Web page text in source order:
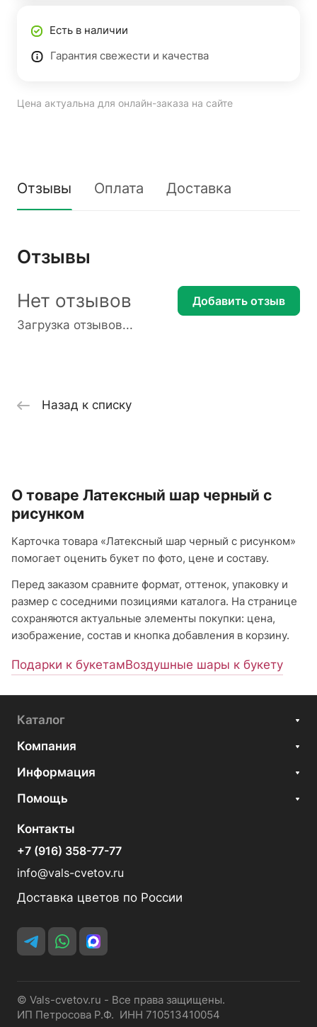
Есть в наличии
Гарантия свежести и качества
Цена актуальна для онлайн-заказа на сайте
Отзывы Оплата Доставка
Отзывы
Загрузка отзывов...
Нет отзывов Добавить отзыв
Назад к списку
О товаре Латексный шар черный с
рисунком
Карточка товара «Латексный шар черный с рисунком»
помогает оценить букет по фото, цене и составу.
Перед заказом сравните формат, оттенок, упаковку и
размер с соседними позициями каталога. На странице
сохраняются актуальные элементы покупки: цена,
изображение, состав и кнопка добавления в корзину.
Подарки к букетамВоздушные шары к букету
Каталог
Компания
Информация
Помощь
Контакты
+7 (916) 358-77-77
info@vals-cvetov.ru
Доставка цветов по России
© Vals-cvetov.ru - Все права защищены.
ИП Петросова Р.Ф. ИНН 710513410054